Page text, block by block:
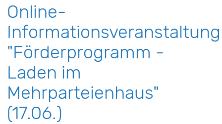
Online-
Informationsveranstaltung
"Förderprogramm -
Laden im
Mehrparteienhaus"
(17.06.)